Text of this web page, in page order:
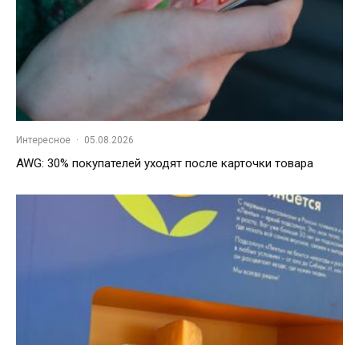
Интересное · 05.08.2026
AWG: 30% покупателей уходят после карточки товара